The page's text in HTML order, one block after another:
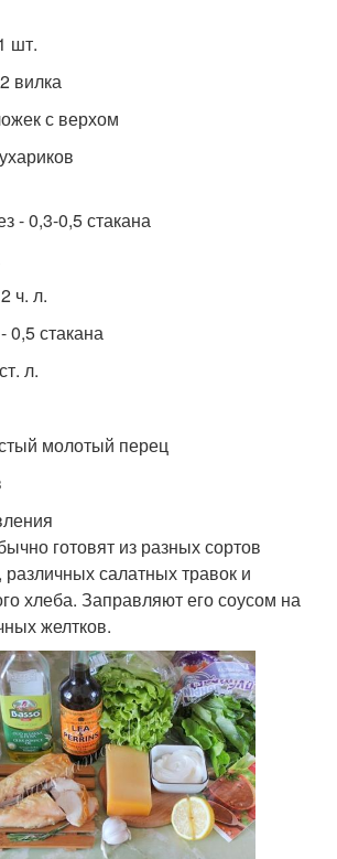
шт.
вилка
с верхом
- 0,3-0,5 стакана
ч. л.
0,5 стакана
л.
молотый перец
готовят из разных сортов
различных салатных травок и
хлеба. Заправляют его соусом на
желтков.